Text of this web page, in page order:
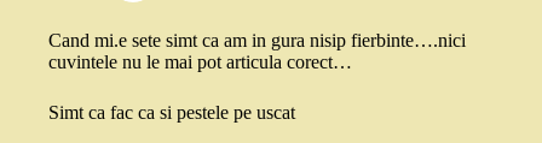
Cand mi.e sete simt ca am in gura nisip fierbinte….nici
cuvintele nu le mai pot articula corect…
Simt ca fac ca si pestele pe uscat